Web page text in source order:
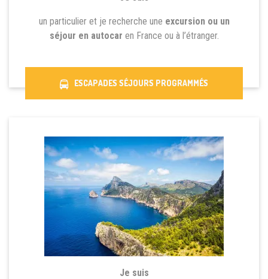
un particulier et je recherche une excursion ou un
séjour en autocar en France ou à l’étranger.
ESCAPADES SÉJOURS PROGRAMMÉS
Je suis